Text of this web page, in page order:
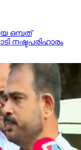
ഒമ്പത്
നഷ്ടപരിഹാരം